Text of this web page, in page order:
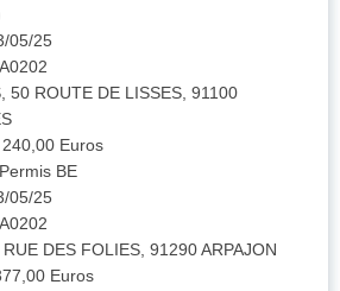
05/25
50 ROUTE DE LISSES, 91100
Euros
BE
05/25
DES FOLIES, 91290 ARPAJON
Euros